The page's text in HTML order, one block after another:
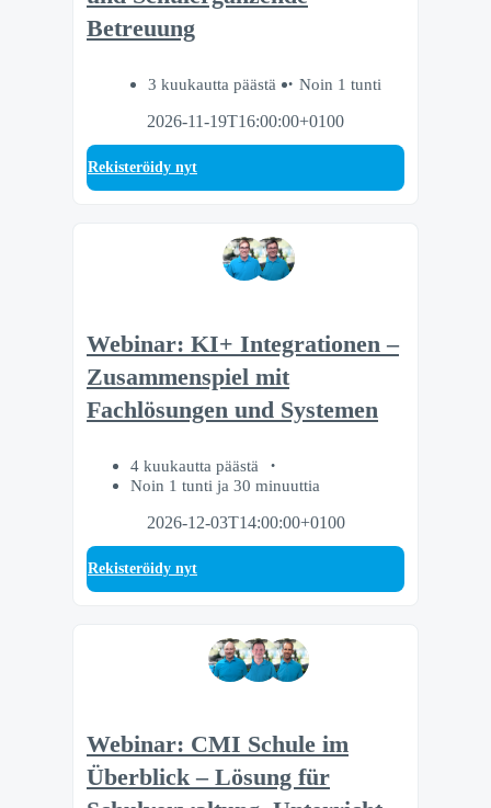
Betreuung
3 kuukautta päästä
Noin 1 tunti
2026-11-19T16:00:00+0100
Rekisteröidy nyt
Webinar: KI+ Integrationen –
Zusammenspiel mit
Fachlösungen und Systemen
4 kuukautta päästä
Noin 1 tunti ja 30 minuuttia
2026-12-03T14:00:00+0100
Rekisteröidy nyt
Webinar: CMI Schule im
Überblick – Lösung für